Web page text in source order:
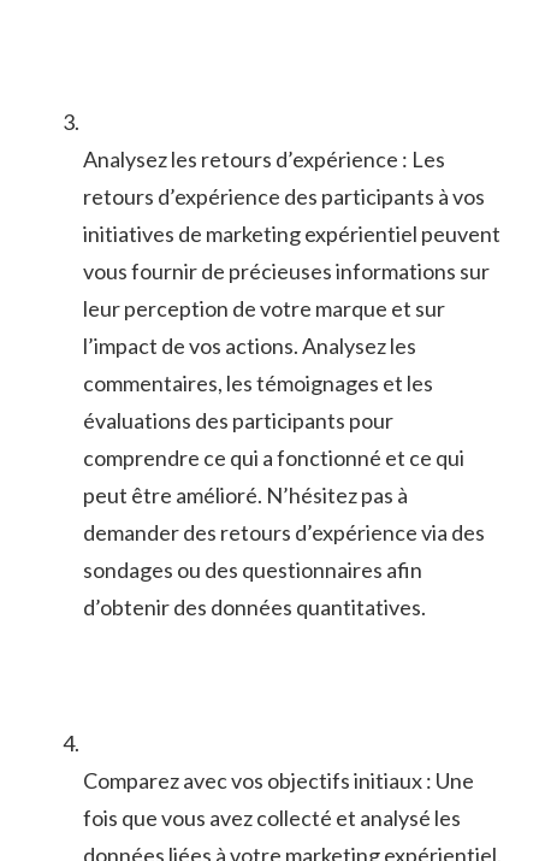
Analysez les retours d’expérience : Les
retours d’expérience des participants à vos
initiatives de marketing expérientiel ⁣peuvent
vous fournir ‍de précieuses informations sur
leur perception de votre marque et sur
l’impact de‌ vos actions. Analysez les
commentaires, les témoignages et les
évaluations des participants pour
comprendre ce qui a fonctionné et ce qui
peut être amélioré. N’hésitez pas à
demander des​ retours ⁤d’expérience via des
sondages ou des⁤ questionnaires ‌afin​
d’obtenir des données quantitatives.
Comparez avec vos objectifs initiaux : Une
fois que vous avez collecté et analysé les⁣
données liées à votre marketing⁣ expérientiel,